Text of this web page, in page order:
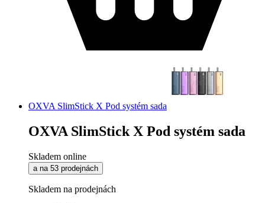
OXVA SlimStick X Pod systém sada
OXVA SlimStick X Pod systém sada
Skladem online
a na 53 prodejnách
Skladem na prodejnách